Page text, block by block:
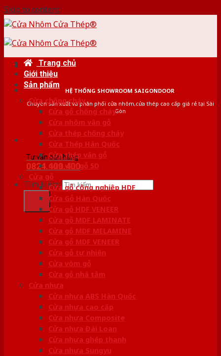
Skip to content
HỆ THỐNG SHOWROOM SAIGONDOOR
Chuyên sản xuất và phân phối cửa nhôm,cửa thép cao cấp giá rẻ tại Sài
Gòn
Tư vấn bán hàng
0824.400.400
Tìm kiếm:
Trang chủ
Giới thiệu
Sản phẩm
Cửa chống cháy
Cửa gỗ chống cháy
Cửa nhôm vân gỗ
Cửa thép chống cháy
Cửa Thép Hàn Quốc
Cửa thép vân gỗ
Cửa vân gỗ 5D
Cửa gỗ
Cửa gỗ công nghiệp HDF
Cửa Gỗ Hàn Quốc
Cửa gỗ HDF VENEER
Cửa gỗ MDF LAMINATE
Cửa gỗ MDF MELAMINE
Cửa gỗ MDF VENEER
Cửa gỗ tự nhiên
Cửa vòm gỗ
Cửa gỗ nhà tắm
Cửa nhựa
Cửa nhựa ABS Hàn Quốc
Cửa nhựa cao cấp
Cửa nhựa Composite
Cửa nhựa Đài Loan
Cửa nhựa ghép thanh
Cửa nhựa Sungyu